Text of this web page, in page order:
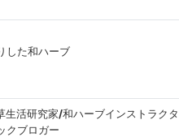
した和ハーブ
生活研究家/和ハーブインストラク
クブロガー